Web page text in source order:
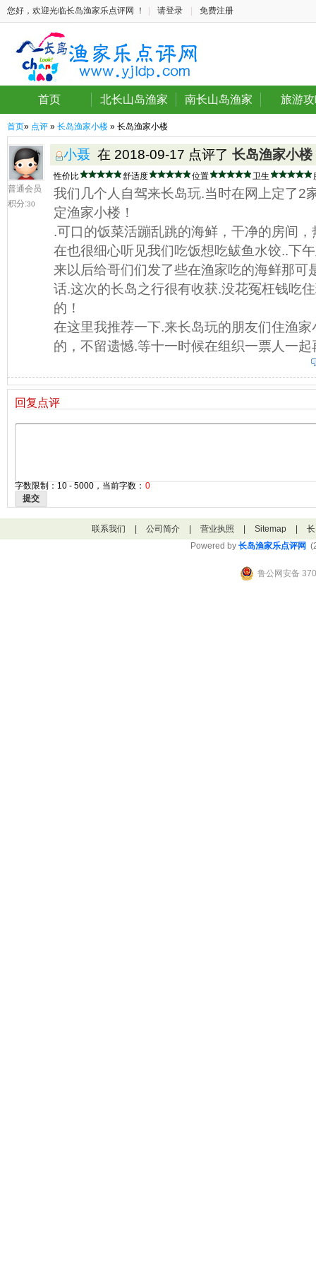
您好，欢迎光临长岛渔家乐点评网 ！ 请登录 免费注册
首页 北长山岛渔家 南长山岛渔家 旅游
首页» 点评 » 长岛渔家小楼 » 长岛渔家小楼
普通会员
积分:30
小聂 在 2018-09-17 点评了 长岛渔家小楼
性价比 舒适度 位置 卫生
我们几个人自驾来长岛玩.当时在网上定了2
定渔家小楼！
.可口的饭菜活蹦乱跳的海鲜，干净的房间
在也很细心听见我们吃饭想吃鲅鱼水饺..下
来以后给哥们们发了些在渔家吃的海鲜那可
话.这次的长岛之行很有收获.没花冤枉钱吃
的！
在这里我推荐一下.来长岛玩的朋友们住渔
的，不留遗憾.等十一时候在组织一票人一
回复点评
字数限制：10 - 5000，当前字数： 0
提交
联系我们 公司简介 营业执照 Sitemap
Powered by 长岛渔家乐点评网
鲁公网安备